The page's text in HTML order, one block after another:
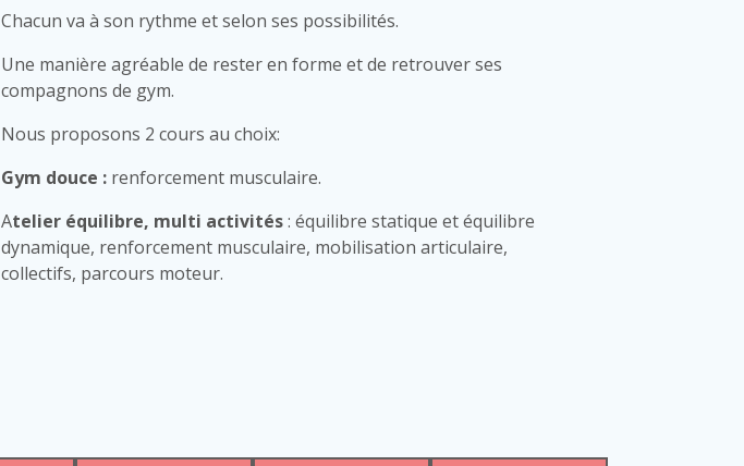
Chacun va à son rythme et selon ses possibilités.
Une manière agréable de rester en forme et de retrouver ses
compagnons de gym.
Nous proposons 2 cours au choix:
Gym douce : renforcement musculaire.
Atelier équilibre, multi activités: équilibre statique et équilibre
dynamique, renforcement musculaire, mobilisation articulaire,
collectifs, parcours moteur.